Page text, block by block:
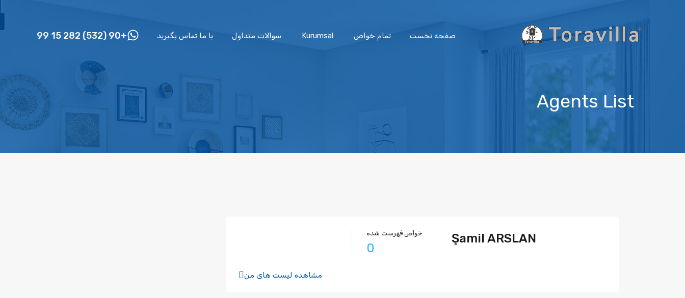
صفحه نخست تمام خواص Kurumsal سوالات متداول با ما تماس بگیرید +90 (532) 282 15 99
Agents List
Şamil ARSLAN خواص فهرست شده
0
مشاهده لیست های من